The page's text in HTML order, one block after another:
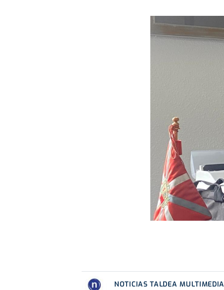
NOTICIAS TALDEA MULTIMEDIA